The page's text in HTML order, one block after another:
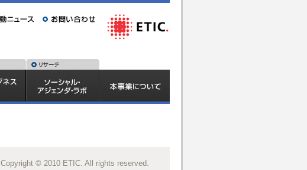
Copyright © 2010 ETIC. All rights reserved.